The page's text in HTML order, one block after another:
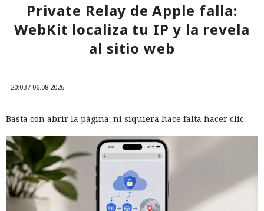
Private Relay de Apple falla:
WebKit localiza tu IP y la revela
al sitio web
20:03 / 06.08.2026
Basta con abrir la página: ni siquiera hace falta hacer clic.